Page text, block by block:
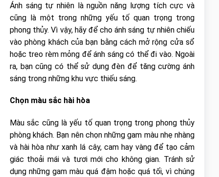
Ánh sáng tự nhiên là nguồn năng lượng tích cực và
cũng là một trong những yếu tố quan trọng trong
phong thủy. Vì vậy, hãy để cho ánh sáng tự nhiên chiếu
vào phòng khách của bạn bằng cách mở rộng cửa sổ
hoặc treo rèm mỏng để ánh sáng có thể đi vào. Ngoài
ra, bạn cũng có thể sử dụng đèn để tăng cường ánh
sáng trong những khu vực thiếu sáng.
Chọn màu sắc hài hòa
Màu sắc cũng là yếu tố quan trọng trong phong thủy
phòng khách. Bạn nên chọn những gam màu nhẹ nhàng
và hài hòa như xanh lá cây, cam hay vàng để tạo cảm
giác thoải mái và tươi mới cho không gian. Tránh sử
dụng những gam màu quá đậm hoặc quá tối, vì chúng